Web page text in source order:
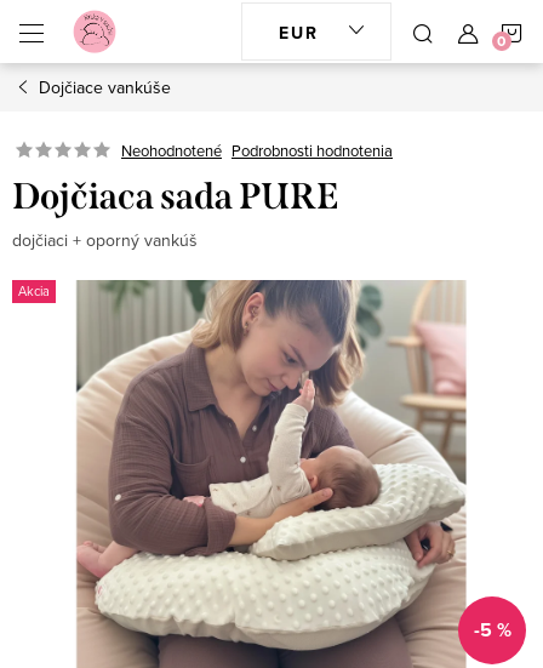
obsah
EUR
Dojčiace vankúše
Neohodnotené Podrobnosti hodnotenia
Dojčiaca sada PURE
dojčiaci + oporný vankúš
Akcia
-5 %